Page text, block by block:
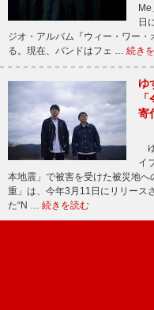
日
ジオ・アルバム『ウィー・ワー
る。現在、バンドはフェ … 続き
ゆ
寄
イ
本地震」で被害を受けた被災地
重」は、今年3月11日にリリース
た“N … 続きを読む